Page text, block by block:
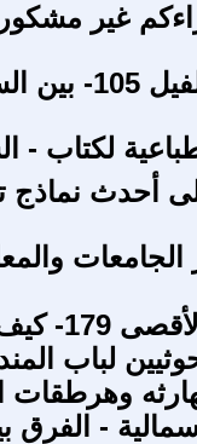
غير مشكور
التاريخية.
لكتاب -
أحدث نماذج
الجامعات
طوفان
لباب
وهرطقات
- الفرق